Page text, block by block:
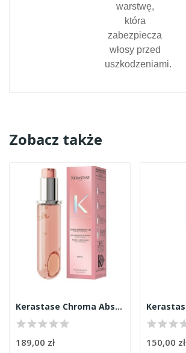
warstwę,
która
zabezpiecza
włosy przed
uszkodzeniami.
Zobacz także
Kerastase Chroma Absolu olejek uzupełnienie 75ml
189,00 zł 150,00 zł